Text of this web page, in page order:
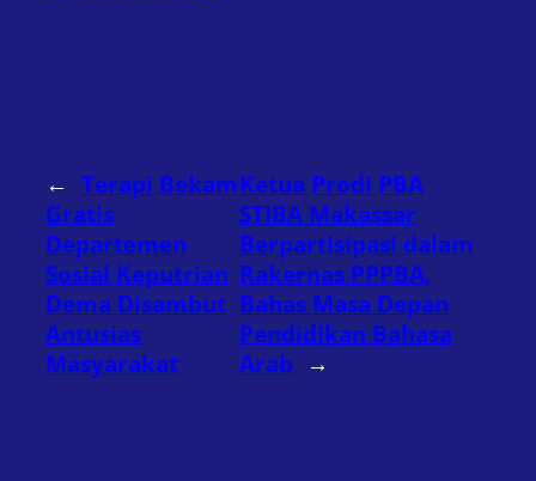
← Terapi Bekam
Gratis
Departemen
Sosial Keputrian
Dema Disambut
Antusias
Masyarakat
Ketua Prodi PBA
STIBA Makassar
Berpartisipasi dalam
Rakernas PPPBA,
Bahas Masa Depan
Pendidikan Bahasa
Arab →